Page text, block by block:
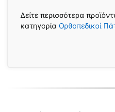
Δείτε περισσότερα
κατηγορία Ορθοπεδικοί